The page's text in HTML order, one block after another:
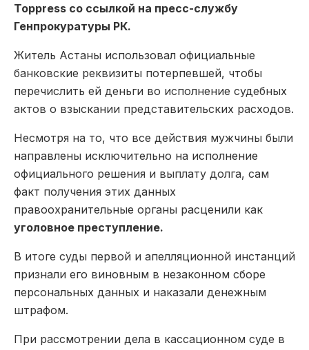
Toppress со ссылкой на пресс-службу
Генпрокуратуры РК.
Житель Астаны использовал официальные
банковские реквизиты потерпевшей, чтобы
перечислить ей деньги во исполнение судебных
актов о взыскании представительских расходов.
Несмотря на то, что все действия мужчины были
направлены исключительно на исполнение
официального решения и выплату долга, сам
факт получения этих данных
правоохранительные органы расценили как
уголовное преступление.
В итоге суды первой и апелляционной инстанций
признали его виновным в незаконном сборе
персональных данных и наказали денежным
штрафом.
При рассмотрении дела в кассационном суде в